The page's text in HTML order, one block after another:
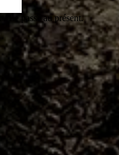
Le passé au présent.